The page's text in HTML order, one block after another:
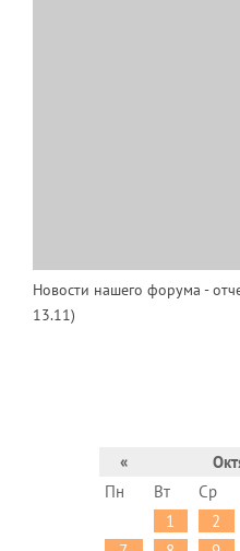
Новости нашего форума -
13.11)
«
Пн
Вт Ср
1
2